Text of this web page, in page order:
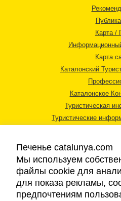
Карта /
Карта
Каталонский
Каталонское
Туристическая
Туристические
Правовая
Печенье catalunya.com
Мы используем
файлы cookie для
для показа рекламы,
предпочтениям